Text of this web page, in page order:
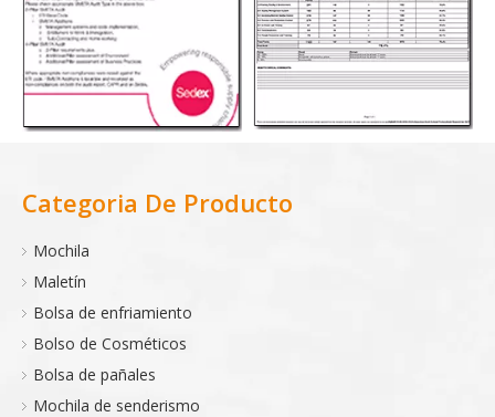
Categoria De Producto
Mochila
Maletín
Bolsa de enfriamiento
Bolso de Cosméticos
Bolsa de pañales
Mochila de senderismo